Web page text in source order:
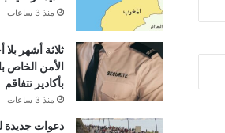
منذ 3 ساعات
ثلاثة أشهر
الأمن الخاص
بأكادير تتفاقم
منذ 3 ساعات
دعوات جديدة